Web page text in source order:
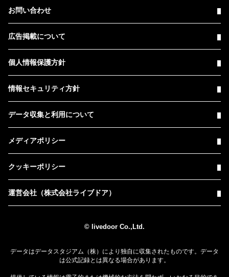
お問い合わせ
広告掲載について
個人情報保護方針
情報セキュリティ方針
データ収集と利用について
メディアポリシー
クッキーポリシー
運営会社（株式会社ライブドア）
© livedoor Co.,Ltd.
データはデータスタジアム（株）により独自に収集されたものです。データ
は公式記録とは異なる場合があります。